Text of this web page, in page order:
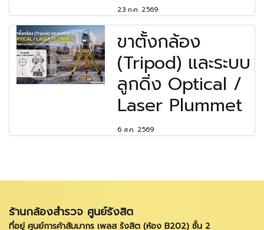
23 ก.ค. 2569
ขาตั้งกล้อง
(Tripod) และระบบ
ลูกดิ่ง Optical /
Laser Plummet
6 ส.ค. 2569
ร้านกล้องสำรวจ ศูนย์รังสิต
ที่อยู่ ศูนย์การค้าสัมมากร เพลส รังสิต (ห้อง B202) ชั้น 2